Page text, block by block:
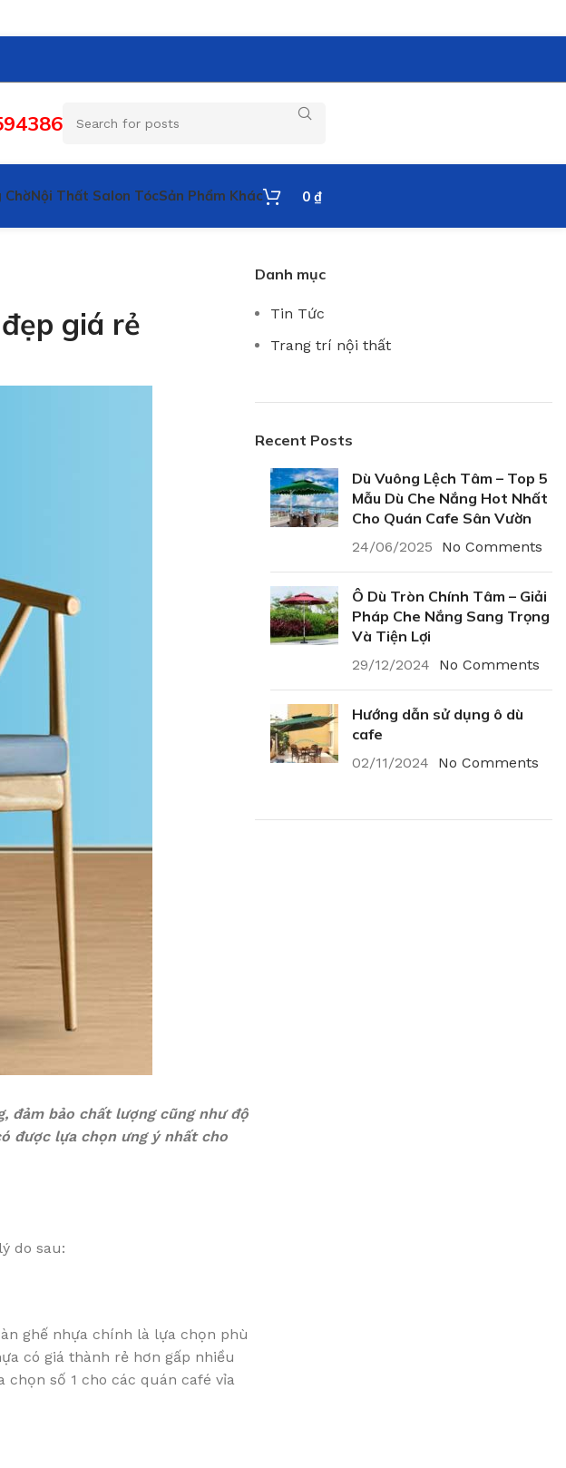
ChờNội Thất Salon TócSản Phẩm Khác 0 ₫
giá rẻ
đảm bảo chất lượng cũng như độ
được lựa chọn ưng ý nhất cho
do sau:
ghế nhựa chính là lựa chọn phù
có giá thành rẻ hơn gấp nhiều
chọn số 1 cho các quán café vỉa
Danh mục
Tin Tức
Trang trí nội thất
Recent Posts
Dù Vuông Lệch Tâm – Top 5
Mẫu Dù Che Nắng Hot Nhất
Cho Quán Cafe Sân Vườn
24/06/2025 No Comments
Ô Dù Tròn Chính Tâm – Giải
Pháp Che Nắng Sang Trọng
Và Tiện Lợi
29/12/2024 No Comments
Hướng dẫn sử dụng ô dù
cafe
02/11/2024 No Comments